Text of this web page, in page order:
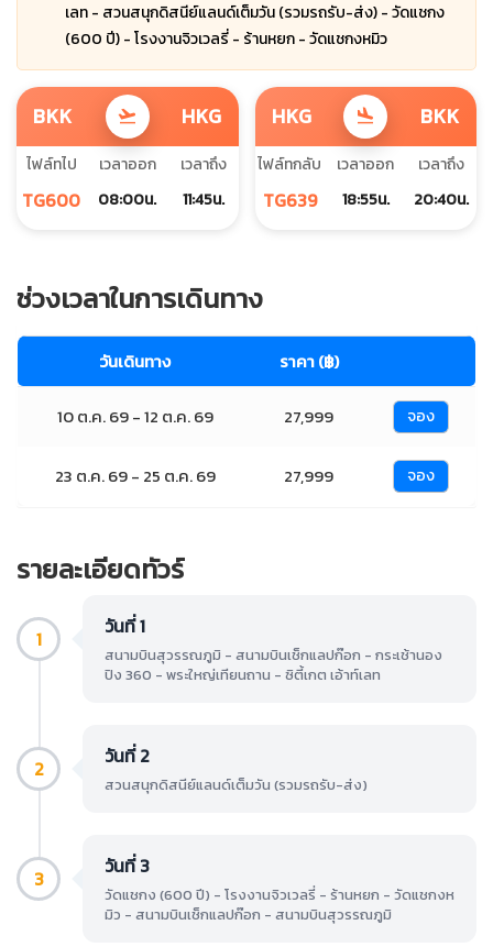
เลท - สวนสนุกดิสนีย์แลนด์เต็มวัน (รวมรถรับ-ส่ง) - วัดแชกง
(600 ปี) - โรงงานจิวเวลรี่ - ร้านหยก - วัดแชกงหมิว
BKK flight_takeoff HKG
ไฟล์ทไป
TG600
เวลาออก
08:00น.
เวลาถึง
11:45น.
HKG flight_land BKK
ไฟล์ทกลับ
TG639
เวลาออก
18:55น.
เวลาถึง
20:40น.
ช่วงเวลาในการเดินทาง
วันเดินทาง ราคา (฿)
10 ต.ค. 69 - 12 ต.ค. 69 27,999 จอง
23 ต.ค. 69 - 25 ต.ค. 69 27,999 จอง
รายละเอียดทัวร์
1 วันที่ 1
สนามบินสุวรรณภูมิ - สนามบินเช็กแลปก๊อก - กระเช้านอง
ปิง 360 - พระใหญ่เทียนถาน - ซิตี้เกต เอ้าท์เลท
2 วันที่ 2
สวนสนุกดิสนีย์แลนด์เต็มวัน (รวมรถรับ-ส่ง)
3 วันที่ 3
วัดแชกง (600 ปี) - โรงงานจิวเวลรี่ - ร้านหยก - วัดแชกงห
มิว - สนามบินเช็กแลปก๊อก - สนามบินสุวรรณภูมิ